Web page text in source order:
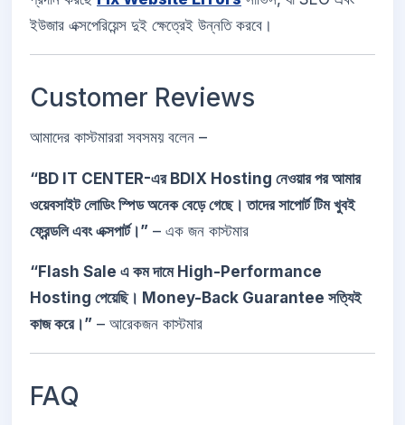
ইউজার এক্সপেরিয়েন্স দুই ক্ষেত্রেই উন্নতি করবে।
Customer Reviews
আমাদের কাস্টমাররা সবসময় বলেন –
“BD IT CENTER-এর BDIX Hosting নেওয়ার পর আমার
ওয়েবসাইট লোডিং স্পিড অনেক বেড়ে গেছে। তাদের সাপোর্ট টিম খুবই
ফ্রেন্ডলি এবং এক্সপার্ট।” – এক জন কাস্টমার
“Flash Sale এ কম দামে High-Performance
Hosting পেয়েছি। Money-Back Guarantee সত্যিই
কাজ করে।” – আরেকজন কাস্টমার
FAQ